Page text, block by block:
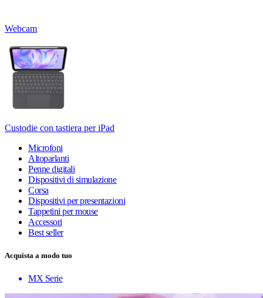
Webcam
Custodie con tastiera per iPad
Microfoni
Altoparlanti
Penne digitali
Dispositivi di simulazione
Corsa
Dispositivi per presentazioni
Tappetini per mouse
Accessori
Best seller
Acquista a modo tuo
MX Serie